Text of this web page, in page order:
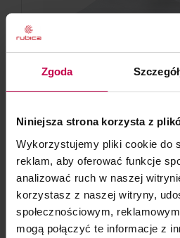
Zgoda
Niniejsza strona korzysta z
Wykorzystujemy pliki cookie do
reklam, aby oferować funkcje
analizować ruch w naszej
korzystasz z naszej witryny,
społecznościowym,
mogą połączyć te informacje z
PROMOCJA
Chusteczki do
twarzy z włókniny
Wymiary 20 x 16 cm